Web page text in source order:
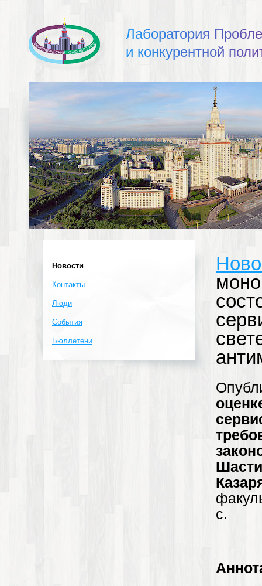
Лаборатория Пробле
и конкурентной поли
Новости
Контакты
Люди
События
Бюллетени
с.